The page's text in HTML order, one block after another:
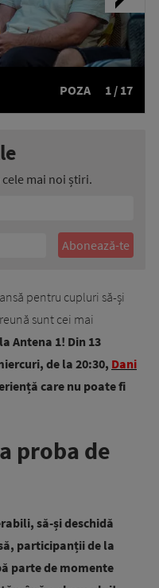
POZA 1 / 17
mai noi știri.
pentru cupluri să-și
sunt cei mai
Antena 1! Din 13
de la 20:30, Dani
care nu poate fi
proba de
să-și deschidă
participanții de la
parte de momente